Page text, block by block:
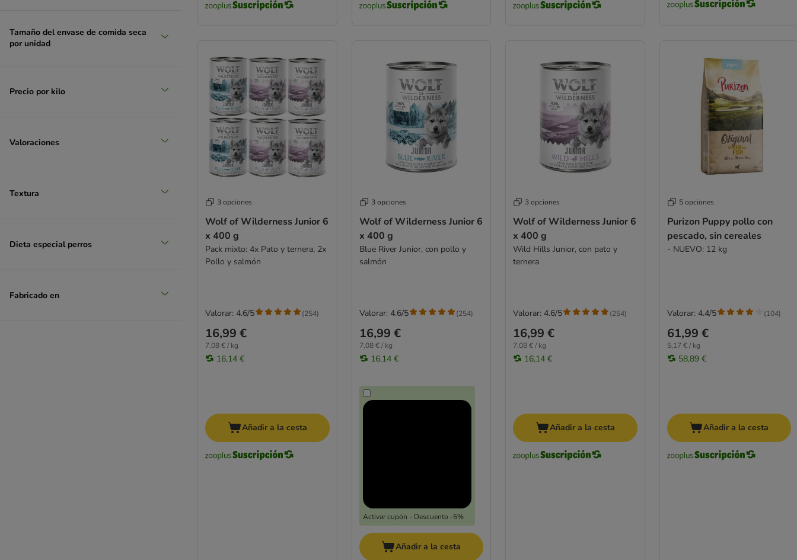
Tamaño del envase de comida seca
por unidad
Precio por kilo
Valoraciones
Textura
Dieta especial perros
Fabricado en
3 opciones
Wolf of Wilderness Junior 6
x 400 g
Pack mixto: 4x Pato y ternera, 2x
Pollo y salmón
16,99 €
7,08 € / kg
16,14 €
Valorar: 4.6/5 (254)
Añadir a la cesta
3 opciones
Wolf of Wilderness Junior 6
x 400 g
Blue River Junior, con pollo y
salmón
16,99 €
7,08 € / kg
16,14 €
Activar cupón - Descuento -5%
Valorar: 4.6/5 (254)
Añadir a la cesta
3 opciones
Wolf of Wilderness Junior 6
x 400 g
Wild Hills Junior, con pato y
ternera
16,99 €
7,08 € / kg
16,14 €
Valorar: 4.6/5 (254)
Añadir a la cesta
5 opciones
Purizon Puppy pollo con
pescado, sin cereales
- NUEVO: 12 kg
61,99 €
5,17 € / kg
58,89 €
Valorar: 4.4/5 (104)
Añadir a la cesta